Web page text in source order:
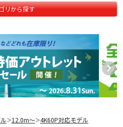
リから探す
＞12.0m〜＞4K60P対応モデル